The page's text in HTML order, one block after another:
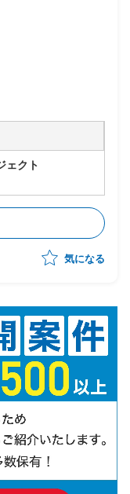
ェクト
に向けて、北
らスタート(全て
展開の予定
気になる